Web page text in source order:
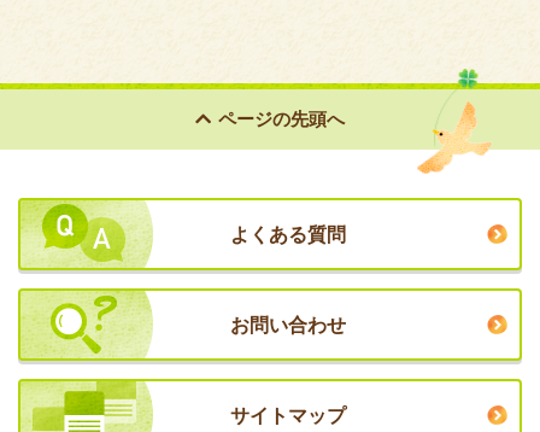
ページの先頭へ
よくある質問
お問い合わせ
サイトマップ